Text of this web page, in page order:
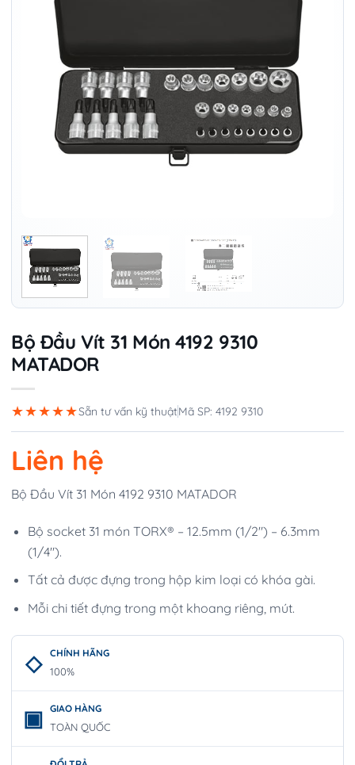
Bộ Đầu Vít 31 Món 4192 9310
MATADOR
★★★★★Sẵn tư vấn kỹ thuậtMã SP: 4192 9310
Liên hệ
Bộ Đầu Vít 31 Món 4192 9310 MATADOR
Bộ socket 31 món TORX® – 12.5mm (1/2″) – 6.3mm
(1/4″).
Tất cả được đựng trong hộp kim loại có khóa gài.
Mỗi chi tiết đựng trong một khoang riêng, mút.
CHÍNH HÃNG
100%
GIAO HÀNG
TOÀN QUỐC